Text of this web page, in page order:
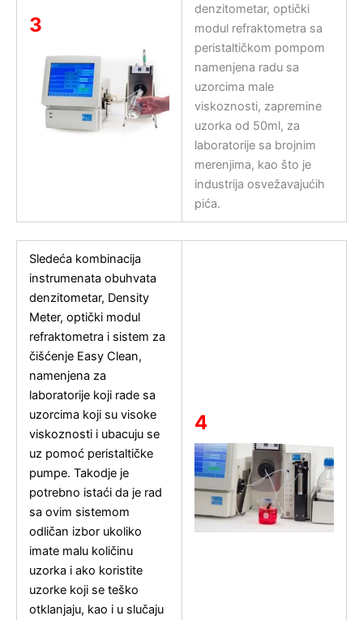
3
denzitometar, optički
modul refraktometra sa
peristaltičkom pompom
namenjena radu sa
uzorcima male
viskoznosti, zapremine
uzorka od 50ml, za
laboratorije sa brojnim
merenjima, kao što je
industrija osvežavajućih
pića.
Sledeća kombinacija
instrumenata obuhvata
denzitometar, Density
Meter, optički modul
refraktometra i sistem za
čišćenje Easy Clean,
namenjena za
laboratorije koji rade sa
uzorcima koji su visoke
viskoznosti i ubacuju se
uz pomoć peristaltičke
pumpe. Takodje je
potrebno istaći da je rad
sa ovim sistemom
odličan izbor ukoliko
imate malu količinu
uzorka i ako koristite
uzorke koji se teško
otklanjaju, kao i u slučaju
4